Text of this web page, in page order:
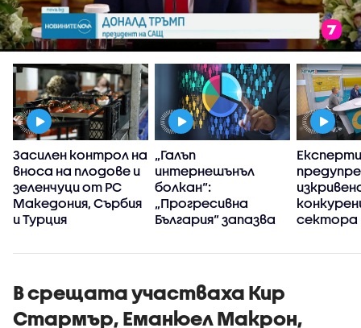
Засилен контрол на
вноса на плодове и
зеленчуци от РС
Македония, Сърбия
и Турция
„Галъп
интернешънъл
болкан“:
„Прогресивна
България“ запазва
доверие през
управление
Експерти
сектора
В срещата участваха Кир
Стармър, Еманюел Макрон,